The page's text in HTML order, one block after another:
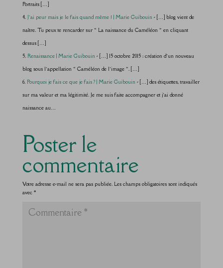
Portraits […]
J’ai peur mais je le fais quand même ! | Marie Guibouin - […] blog vient de
naître. Tu peux te rencarder sur « La naissance du Caméléon » en cliquant
dessus […]
Renaissance | Marie Guibouin - […] 15 octobre 2015 : création d’un nouveau
blog sous l’appellation « Caméléon de l’image ». […]
Pourquoi je fais ce que je fais ? | Marie Guibouin - […] des étiquettes, travailler
sur ma valeur et ma légitimité. Je me suis faite accompagner et j’ai donné
naissance au…
Poster le
commentaire
Votre adresse e-mail ne sera pas publiée. Les champs obligatoires sont indiqués
avec *